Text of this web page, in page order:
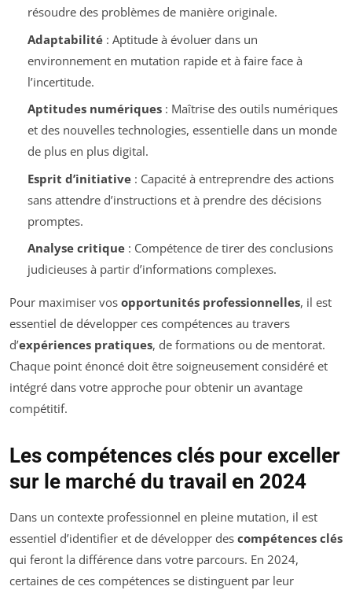
résoudre des problèmes de manière originale.
Adaptabilité: Aptitude à évoluer dans un
environnement en mutation rapide et à faire face à
l’incertitude.
Aptitudes numériques: Maîtrise des outils numériques
et des nouvelles technologies, essentielle dans un monde
de plus en plus digital.
Esprit d’initiative: Capacité à entreprendre des actions
sans attendre d’instructions et à prendre des décisions
promptes.
Analyse critique: Compétence de tirer des conclusions
judicieuses à partir d’informations complexes.
Pour maximiser vos opportunités professionnelles, il est
essentiel de développer ces compétences au travers
d’expériences pratiques, de formations ou de mentorat.
Chaque point énoncé doit être soigneusement considéré et
intégré dans votre approche pour obtenir un avantage
compétitif.
Les compétences clés pour exceller
sur le marché du travail en 2024
Dans un contexte professionnel en pleine mutation, il est
essentiel d’identifier et de développer des compétences clés
qui feront la différence dans votre parcours. En 2024,
certaines de ces compétences se distinguent par leur